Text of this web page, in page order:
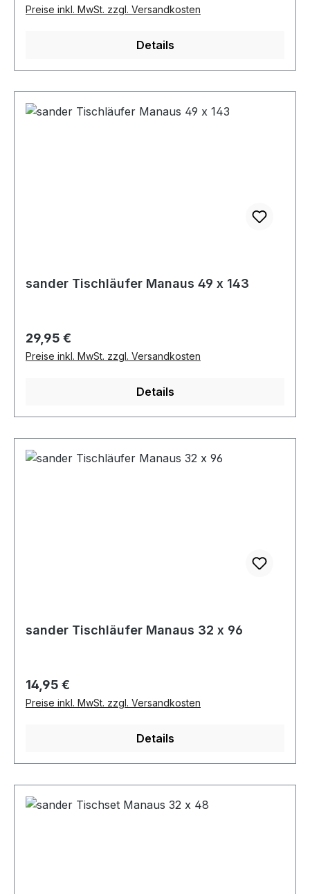
Preise inkl. MwSt. zzgl. Versandkosten
Details
sander Tischläufer Manaus 49 x 143
Regulärer Preis:
29,95 €
Preise inkl. MwSt. zzgl. Versandkosten
Details
sander Tischläufer Manaus 32 x 96
Regulärer Preis:
14,95 €
Preise inkl. MwSt. zzgl. Versandkosten
Details